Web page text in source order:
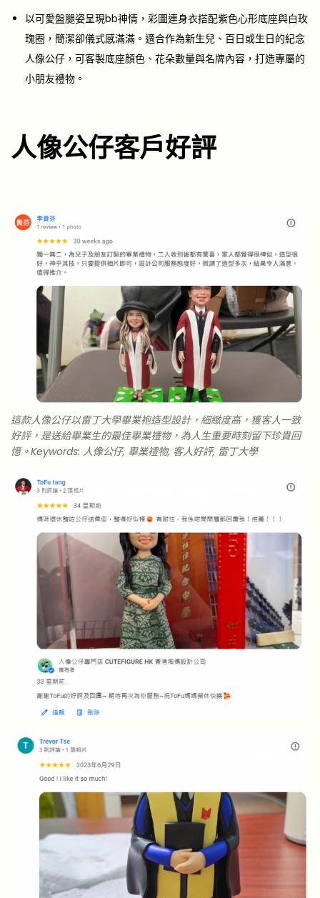
以可愛盤腿姿呈現bb神情，彩圖連身衣搭配紫色心形底座與白玫
瑰圈，簡潔卻儀式感滿滿。適合作為新生兒、百日或生日的紀念
人像公仔，可客製底座顏色、花朵數量與名牌內容，打造專屬的
小朋友禮物。
人像公仔客戶好評
這款人像公仔以雷丁大學畢業袍造型設計，細緻度高，獲客人一致
好評，是送給畢業生的最佳畢業禮物，為人生重要時刻留下珍貴回
憶。Keywords: 人像公仔, 畢業禮物, 客人好評, 雷丁大學